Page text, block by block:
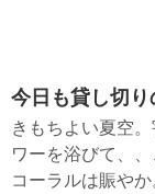
今日も貸し切り
きもちよい夏空
ワーを浴びて、
コーラルは賑や